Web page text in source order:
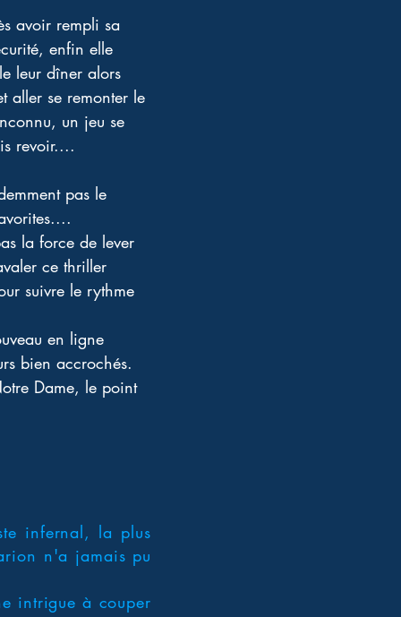
avoir rempli sa
enfin elle
leur dîner alors
aller se remonter le
un jeu se
revoir....
pas le
la force de lever
ce thriller
suivre le rythme
en ligne
bien accrochés.
Dame, le point
infernal, la plus
n'a jamais pu
intrigue à couper